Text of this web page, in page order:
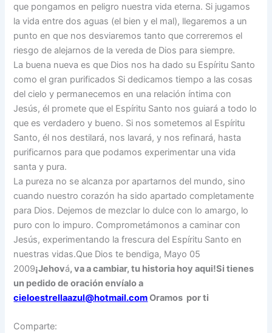
que pongamos en peligro nuestra vida eterna. Si jugamos
la vida entre dos aguas (el bien y el mal), llegaremos a un
punto en que nos desviaremos tanto que correremos el
riesgo de alejarnos de la vereda de Dios para siempre.
La buena nueva es que Dios nos ha dado su Espíritu Santo
como el gran purificados Si dedicamos tiempo a las cosas
del cielo y permanecemos en una relación íntima con
Jesús, él promete que el Espíritu Santo nos guiará a todo lo
que es verdadero y bueno. Si nos sometemos al Espíritu
Santo, él nos destilará, nos lavará, y nos refinará, hasta
purificarnos para que podamos experimentar una vida
santa y pura.
La pureza no se alcanza por apartarnos del mundo, sino
cuando nuestro corazón ha sido apartado completamente
para Dios. Dejemos de mezclar lo dulce con lo amargo, lo
puro con lo impuro. Comprometámonos a caminar con
Jesús, experimentando la frescura del Espíritu Santo en
nuestras vidas.Que Dios te bendiga, Mayo 05
2009¡Jehová, va a cambiar, tu historia hoy aqui!Si tienes
un pedido de oración envíalo a
cieloestrellaazul@hotmail.comOramos por ti
Comparte: